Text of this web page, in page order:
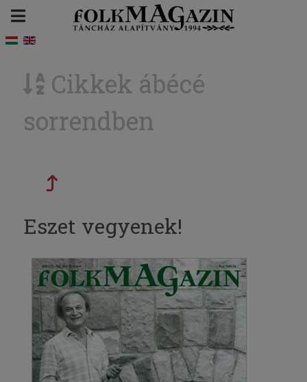
Cikkek ábécé
sorrendben
Eszet vegyenek!